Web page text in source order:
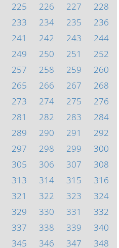
225 226 227
228
233 234 235
236
241 242 243
244
249 250 251
252
257 258 259
260
265 266 267
268
273 274 275
276
281 282 283
284
289 290 291
292
297 298 299
300
305 306 307
308
313 314 315
316
321 322 323
324
329 330 331
332
337 338 339
340
345 346 347 348